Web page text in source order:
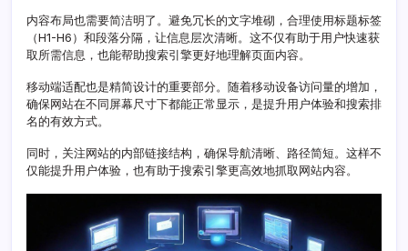
网
站
排
效
果
内容布局也需要简洁明了。避免冗长的文字堆砌，合理使用标题标签
（H1-H6）和段落分隔，让信息层次清晰。这不仅有助于用户快速获
取所需信息，也能帮助搜索引擎更好地理解页面内容。
移动端适配也是精简设计的重要部分。随着移动设备访问量的增加，
确保网站在不同屏幕尺寸下都能正常显示，是提升用户体验和搜索排
名的有效方式。
同时，关注网站的内部链接结构，确保导航清晰、路径简短。这样不
仅能提升用户体验，也有助于搜索引擎更高效地抓取网站内容。